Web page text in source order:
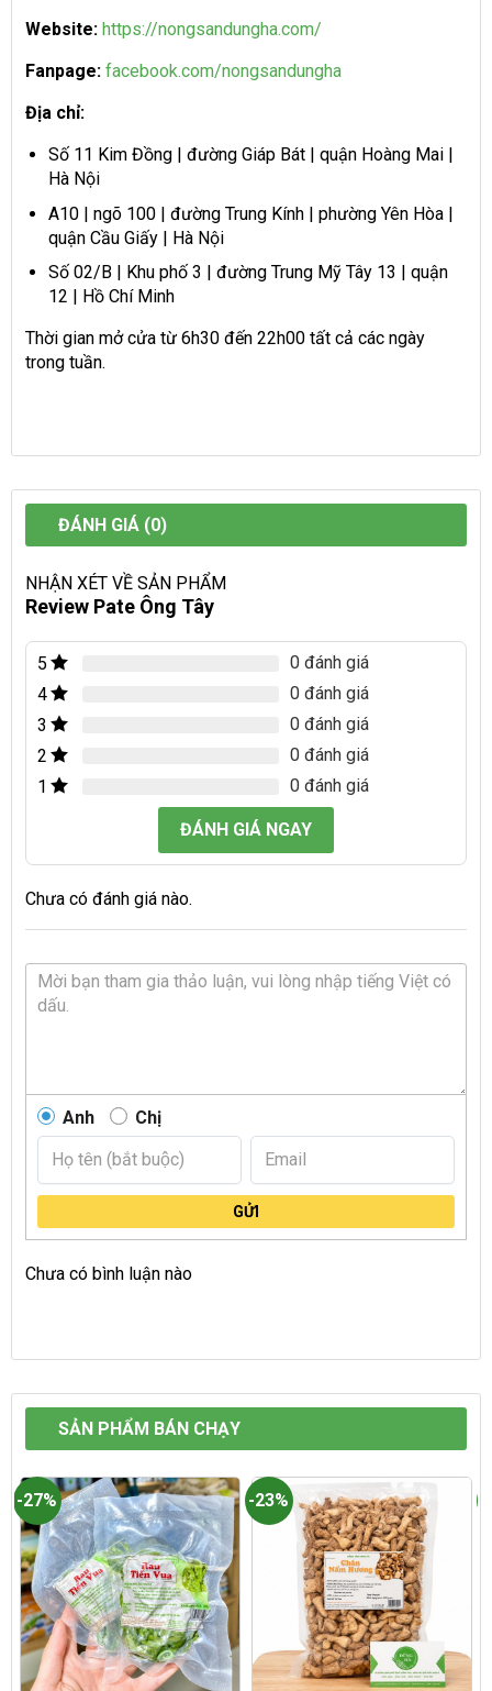
Website: https://nongsandungha.com/
Fanpage: facebook.com/nongsandungha
Địa chỉ:
Số 11 Kim Đồng | đường Giáp Bát | quận Hoàng Mai |
Hà Nội
A10 | ngõ 100 | đường Trung Kính | phường Yên Hòa |
quận Cầu Giấy | Hà Nội
Số 02/B | Khu phố 3 | đường Trung Mỹ Tây 13 | quận
12 | Hồ Chí Minh
Thời gian mở cửa từ 6h30 đến 22h00 tất cả các ngày
trong tuần.
ĐÁNH GIÁ (0)
NHẬN XÉT VỀ SẢN PHẨM
Review Pate Ông Tây
5
0 đánh giá
4
0 đánh giá
3
0 đánh giá
2
0 đánh giá
1
0 đánh giá
ĐÁNH GIÁ NGAY
Chưa có đánh giá nào.
Anh Chị
GỬI
Chưa có bình luận nào
SẢN PHẨM BÁN CHẠY
-27% -23%